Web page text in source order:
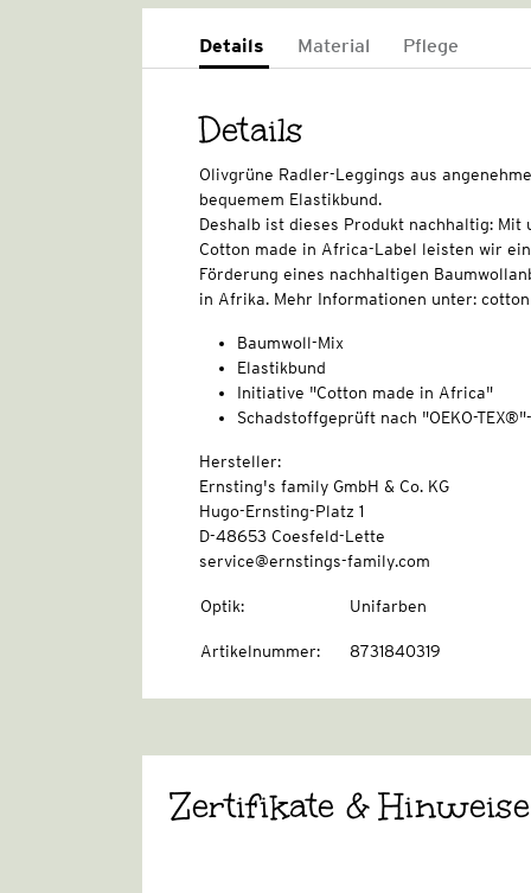
Details Material Pflege
Details
Olivgrüne Radler-Leggings aus
bequemem Elastikbund.
Deshalb ist dieses Produkt nachhaltig: Mit
Cotton made in Africa-Label leisten wir
Förderung eines nachhaltigen
in Afrika. Mehr Informationen unter:
Baumwoll-Mix
Elastikbund
Initiative "Cotton made in Africa"
Schadstoffgeprüft nach "OEKO-
Hersteller:
Ernsting's family GmbH & Co. KG
Hugo-Ernsting-Platz 1
D-48653 Coesfeld-Lette
service@ernstings-family.com
Optik: Unifarben
Artikelnummer: 8731840319
Zertifikate & Hinweise